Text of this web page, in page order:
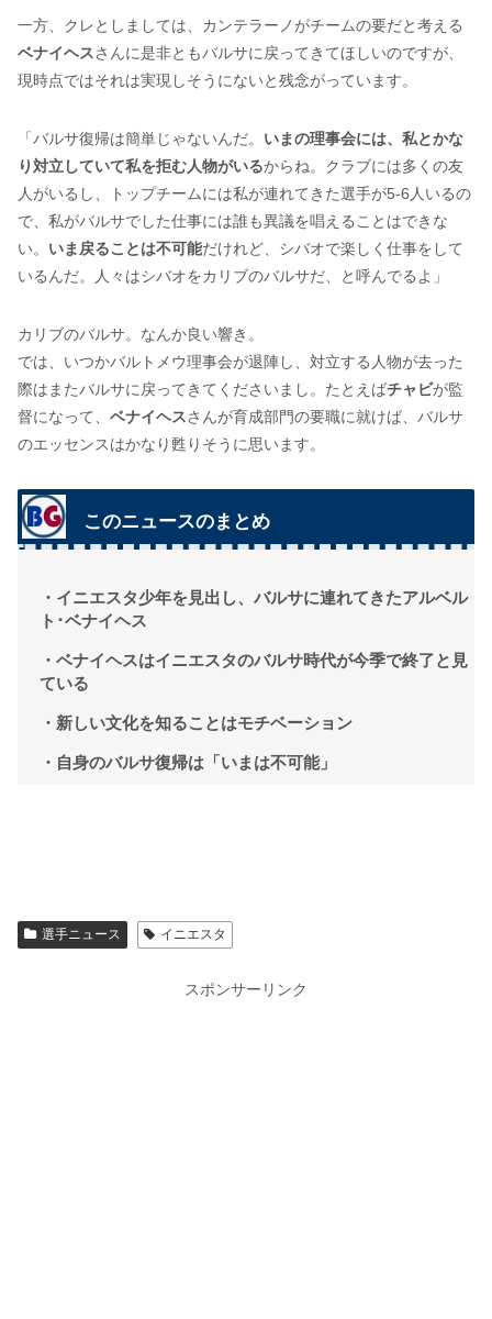
一方、クレとしましては、カンテラーノがチームの要だと考える
ベナイヘスさんに是非ともバルサに戻ってきてほしいのですが、
現時点ではそれは実現しそうにないと残念がっています。
「バルサ復帰は簡単じゃないんだ。 いまの理事会には、私とかな
り対立していて私を拒む人物がいるからね。クラブには多くの友
人がいるし、トップチームには私が連れてきた選手が5-6人いるの
で、私がバルサでした仕事には誰も異議を唱えることはできな
い。 いま戻ることは不可能だけれど、シバオで楽しく仕事をして
いるんだ。人々はシバオをカリブのバルサだ、と呼んでるよ」
カリブのバルサ。なんか良い響き。
では、いつかバルトメウ理事会が退陣し、対立する人物が去った
際はまたバルサに戻ってきてくださいまし。たとえばチャビが監
督になって、 ベナイヘスさんが育成部門の要職に就けば、バルサ
のエッセンスはかなり甦りそうに思います。
このニュースのまとめ
・イニエスタ少年を見出し、バルサに連れてきたアルベル
ト･ベナイヘス
・ベナイヘスはイニエスタのバルサ時代が今季で終了と見
ている
・新しい文化を知ることはモチベーション
・自身のバルサ復帰は「いまは不可能」
選手ニュース イニエスタ
スポンサーリンク